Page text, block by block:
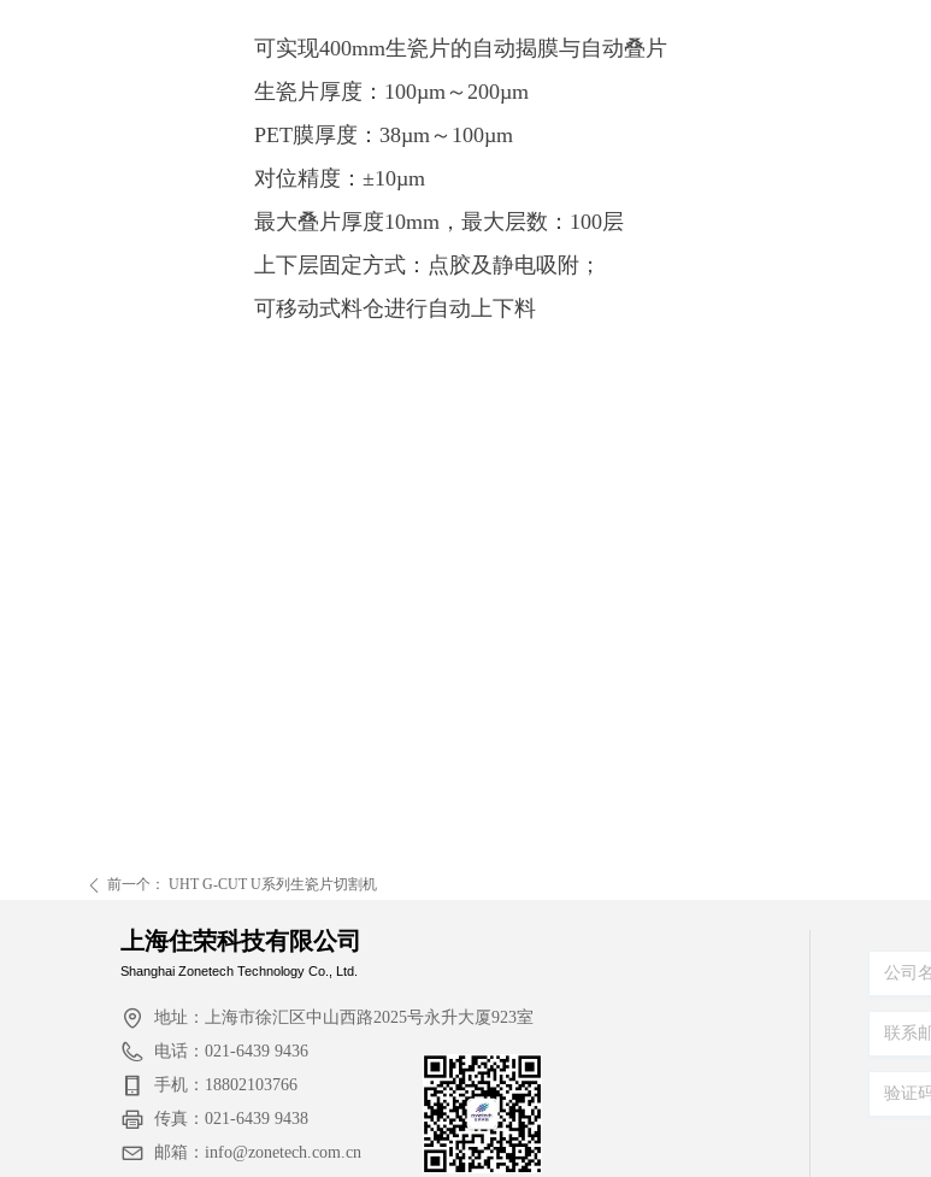
ꄴ 前一个： UHT G-CUT U系列生瓷片切割机
可实现400mm生瓷片的自动揭膜与自动叠片
生瓷片厚度：100µm～200µm
PET膜厚度：38µm～100µm
对位精度：±10µm
最大叠片厚度10mm，最大层数：100层
上下层固定方式：点胶及静电吸附；
可移动式料仓进行自动上下料
上海住荣科技有限公司
Shanghai Zonetech Technology Co., Ltd.
地址： 上海市徐汇区中山西路2025号永升大厦923室
电话： 021-6439 9436
手机： 18802103766
传真： 021-6439 9438
邮箱： info@zonetech.com.cn